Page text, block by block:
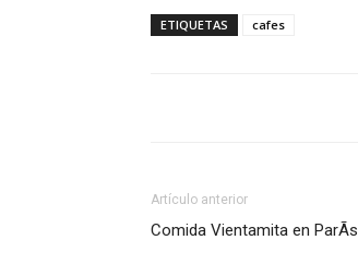
ETIQUETAS cafes
Artículo anterior
Comida Vientamita en ParÃ­s